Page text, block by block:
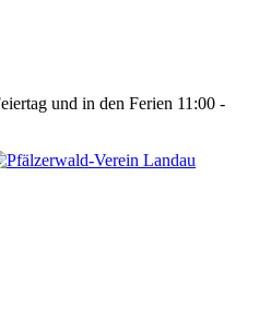
und in den Ferien 11:00 -